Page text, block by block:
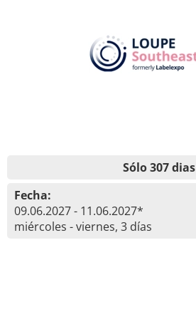
Sólo 307 dias
Fecha:
09.06.2027 - 11.06.2027*
miércoles - viernes, 3 días